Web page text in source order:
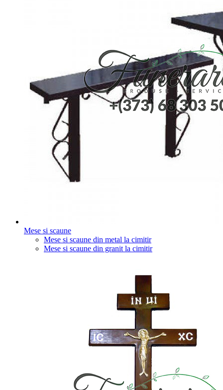
Mese si scaune
Mese si scaune din metal la cimitir
Mese si scaune din granit la cimitir